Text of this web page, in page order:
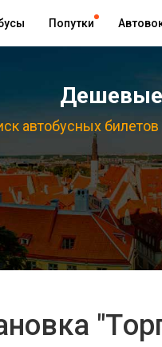
Попутки
Дешевые
автобусных